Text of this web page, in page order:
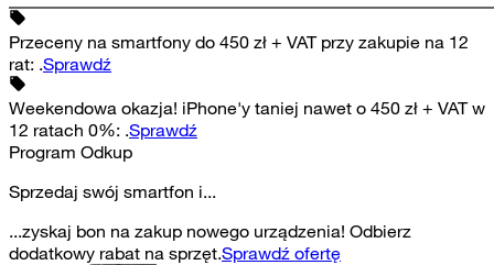
Przeceny na smartfony do 450 zł + VAT przy zakupie na 12
rat: .Sprawdź
Weekendowa okazja! iPhone'y taniej nawet o 450 zł + VAT w
12 ratach 0%: .Sprawdź
Program Odkup
Sprzedaj swój smartfon i...
...zyskaj bon na zakup nowego urządzenia! Odbierz
dodatkowy rabat na sprzęt.Sprawdź ofertę